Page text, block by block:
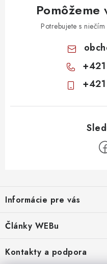
Pomôžeme
Potrebujete s
p
ä
Informácie pre vás
Obchodné podmienky
Moja objednávka
Články WEBu
Dôležité oznamy
16.6.2026
Kontakty a podpora